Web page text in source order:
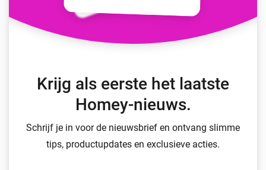
Krijg als eerste het laatste
Homey-nieuws.
Schrijf je in voor de nieuwsbrief en ontvang slimme
tips, productupdates en exclusieve acties.